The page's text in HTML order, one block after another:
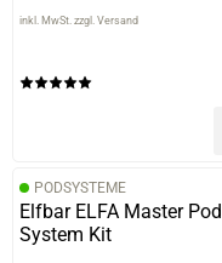
inkl. MwSt. zzgl. Versand
PODSYSTEME
Elfbar ELFA Master Pod
System Kit